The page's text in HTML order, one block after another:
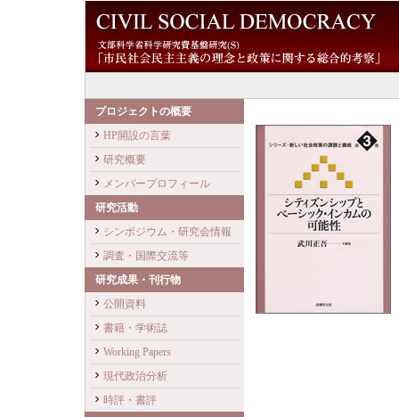
プロジェクトの概要
HP開設の言葉
研究概要
メンバープロフィール
研究活動
シンポジウム・研究会情報
調査・国際交流等
研究成果・刊行物
公開資料
書籍・学術誌
Working Papers
現代政治分析
時評・書評